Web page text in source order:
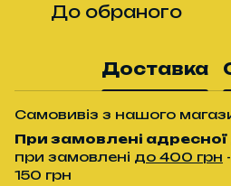
До обраного
Доставка
Самовивіз з нашого
При замовлені
при замовлені до 400 грн
150 грн